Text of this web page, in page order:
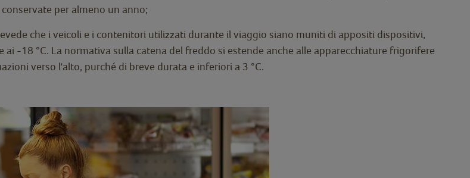
per almeno un anno;
che i veicoli e i contenitori utilizzati durante il viaggio siano muniti di appositi dispositivi,
-18 °C. La normativa sulla catena del freddo si estende anche alle apparecchiature frigorifere
verso l'alto, purché di breve durata e inferiori a 3 °C.